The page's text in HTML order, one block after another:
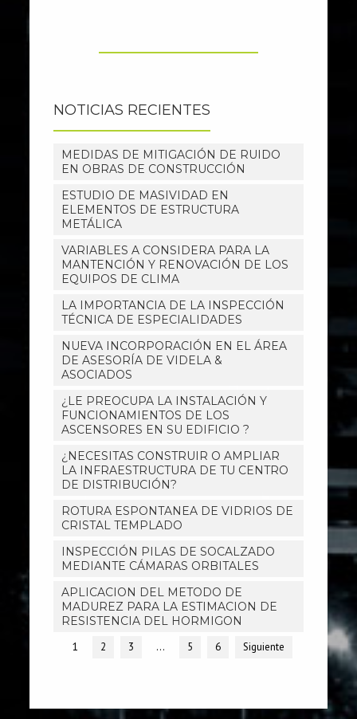
NOTICIAS RECIENTES
MEDIDAS DE MITIGACIÓN DE RUIDO
EN OBRAS DE CONSTRUCCIÓN
ESTUDIO DE MASIVIDAD EN
ELEMENTOS DE ESTRUCTURA
METÁLICA
VARIABLES A CONSIDERA PARA LA
MANTENCIÓN Y RENOVACIÓN DE LOS
EQUIPOS DE CLIMA
LA IMPORTANCIA DE LA INSPECCIÓN
TÉCNICA DE ESPECIALIDADES
NUEVA INCORPORACIÓN EN EL ÁREA
DE ASESORÍA DE VIDELA &
ASOCIADOS
¿LE PREOCUPA LA INSTALACIÓN Y
FUNCIONAMIENTOS DE LOS
ASCENSORES EN SU EDIFICIO ?
¿NECESITAS CONSTRUIR O AMPLIAR
LA INFRAESTRUCTURA DE TU CENTRO
DE DISTRIBUCIÓN?
ROTURA ESPONTANEA DE VIDRIOS DE
CRISTAL TEMPLADO
INSPECCIÓN PILAS DE SOCALZADO
MEDIANTE CÁMARAS ORBITALES
APLICACION DEL METODO DE
MADUREZ PARA LA ESTIMACION DE
RESISTENCIA DEL HORMIGON
1 2 3 … 5 6 Siguiente